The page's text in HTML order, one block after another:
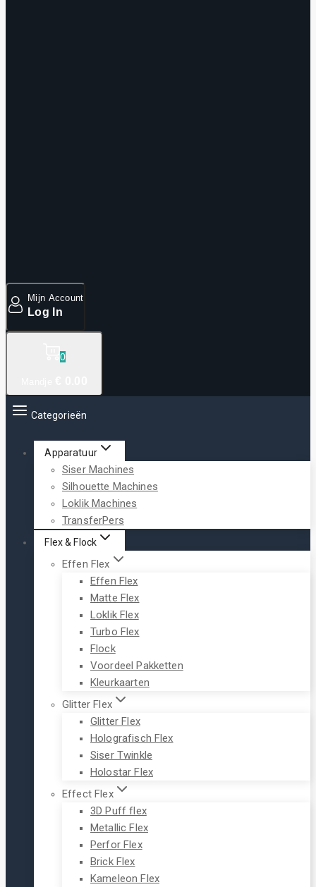
Mijn Account
Log In
0
Categorieën
Apparatuur
Siser Machines
Silhouette Machines
Loklik Machines
TransferPers
Flex & Flock
Effen Flex
Effen Flex
Matte Flex
Loklik Flex
Turbo Flex
Flock
Voordeel Pakketten
Kleurkaarten
Glitter Flex
Glitter Flex
Holografisch Flex
Siser Twinkle
Holostar Flex
Effect Flex
3D Puff flex
Metallic Flex
Perfor Flex
Brick Flex
Kameleon Flex